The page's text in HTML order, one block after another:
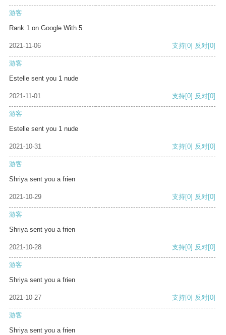
游客
Rank 1 on Google With 5
2021-11-06 支持[0] 反对[0]
游客
Estelle sent you 1 nude
2021-11-01 支持[0] 反对[0]
游客
Estelle sent you 1 nude
2021-10-31 支持[0] 反对[0]
游客
Shriya sent you a frien
2021-10-29 支持[0] 反对[0]
游客
Shriya sent you a frien
2021-10-28 支持[0] 反对[0]
游客
Shriya sent you a frien
2021-10-27 支持[0] 反对[0]
游客
Shriya sent you a frien